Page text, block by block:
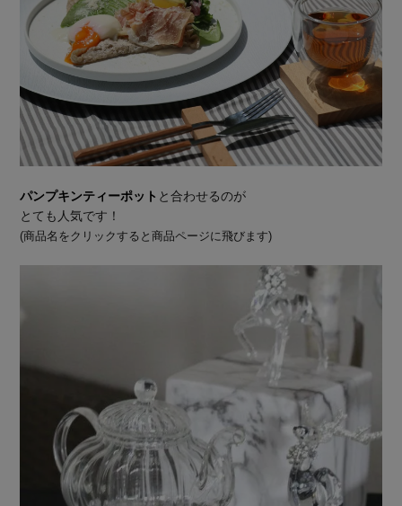
パンプキンティーポット と合わせるのが
とても人気です！
(商品名をクリックすると商品ページに飛びます)